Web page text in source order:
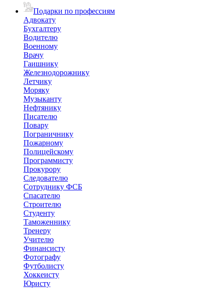
Подарки по профессиям
Адвокату
Бухгалтеру
Водителю
Военному
Врачу
Гаишнику
Железнодорожнику
Летчику
Моряку
Музыканту
Нефтянику
Писателю
Повару
Пограничнику
Пожарному
Полицейскому
Программисту
Прокурору
Следователю
Сотруднику ФСБ
Спасателю
Строителю
Студенту
Таможеннику
Тренеру
Учителю
Финансисту
Фотографу
Футболисту
Хоккеисту
Юристу